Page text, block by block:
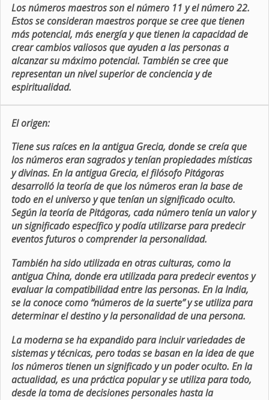
Los números maestros son el número 11 y el número 22.
Estos se consideran maestros porque se cree que tienen
más potencial, más energía y que tienen la capacidad de
crear cambios valiosos que ayuden a las personas a
alcanzar su máximo potencial. También se cree que
representan un nivel superior de conciencia y de
espiritualidad.
El origen:
Tiene sus raíces en la antigua Grecia, donde se creía que
los números eran sagrados y tenían propiedades místicas
y divinas. En la antigua Grecia, el filósofo Pitágoras
desarrolló la teoría de que los números eran la base de
todo en el universo y que tenían un significado oculto.
Según la teoría de Pitágoras, cada número tenía un valor y
un significado específico y podía utilizarse para predecir
eventos futuros o comprender la personalidad.
También ha sido utilizada en otras culturas, como la
antigua China, donde era utilizada para predecir eventos y
evaluar la compatibilidad entre las personas. En la India,
se la conoce como “números de la suerte” y se utiliza para
determinar el destino y la personalidad de una persona.
La moderna se ha expandido para incluir variedades de
sistemas y técnicas, pero todas se basan en la idea de que
los números tienen un significado y un poder oculto. En la
actualidad, es una práctica popular y se utiliza para todo,
desde la toma de decisiones personales hasta la